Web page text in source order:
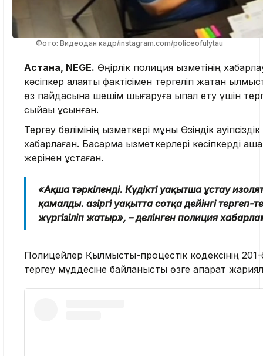
Фото: Видеодан кадр/instagram.com/policeofulytau
Астана, NEGE. Өңірлік полиция қызметінің
кәсіпкер алаяқтық фактісімен тергеліп жатқан
өз пайдасына шешім шығаруға ықпал ету үшін
сыйақы ұсынған.
Тергеу бөлімінің қызметкері мұны Өзіндік
хабарлаған. Басқарма қызметкерлері кәсіпкерді
жерінен ұстаған.
«Ақша тәркіленді. Күдікті уақытша ұстау
қамалды. Қазіргі уақытта сотқа дейінгі тергеп-
жүргізіліп жатыр», – делінген полиция
Полицейлер Қылмыстық-процестік кодексінің
тергеу мүддесіне байланысты өзге ақпарат